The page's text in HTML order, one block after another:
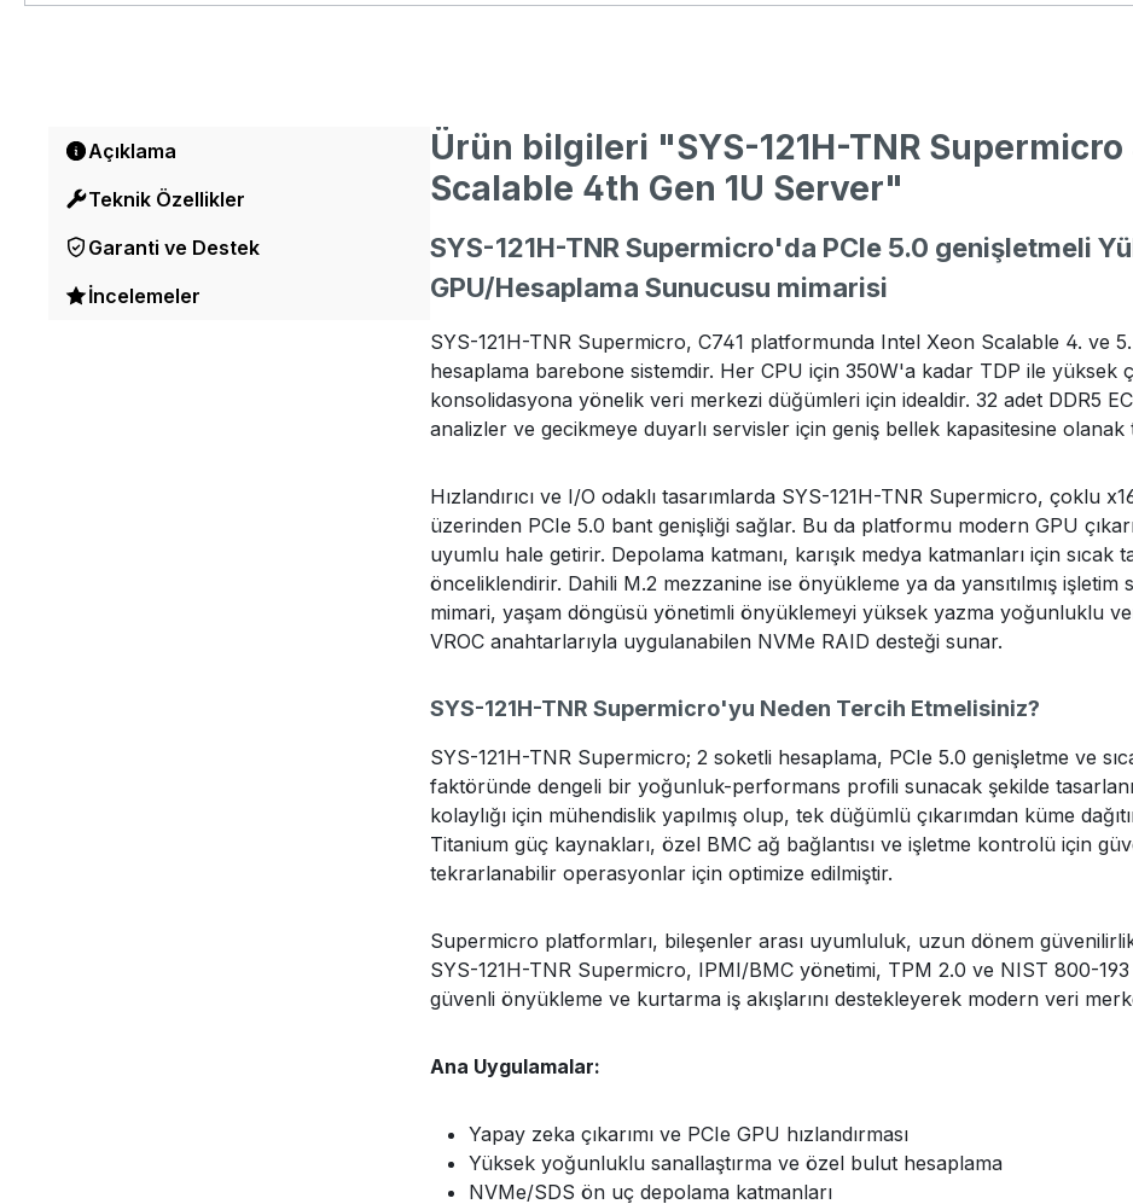
Açıklama
Teknik Özellikler
Garanti ve Destek
İncelemeler
Ürün bilgileri "SYS-121H-TNR
Scalable 4th Gen 1U Server"
SYS-121H-TNR Supermicro'da PCIe 5.0 genişletmeli
GPU/Hesaplama Sunucusu mimarisi
SYS-121H-TNR Supermicro, C741 platformunda Intel Xeon Scalable 4. ve
hesaplama barebone sistemdir. Her CPU için 350W'a kadar TDP ile
konsolidasyona yönelik veri merkezi düğümleri için idealdir. 32 adet DDR5
analizler ve gecikmeye duyarlı servisler için geniş bellek kapasitesine olanak
Hızlandırıcı ve I/O odaklı tasarımlarda SYS-121H-TNR Supermicro, çoklu
üzerinden PCIe 5.0 bant genişliği sağlar. Bu da platformu modern GPU
uyumlu hale getirir. Depolama katmanı, karışık medya katmanları için sıcak
önceliklendirir. Dahili M.2 mezzanine ise önyükleme ya da yansıtılmış işletim
mimari, yaşam döngüsü yönetimli önyüklemeyi yüksek yazma yoğunluklu
VROC anahtarlarıyla uygulanabilen NVMe RAID desteği sunar.
SYS-121H-TNR Supermicro'yu Neden Tercih Etmelisiniz?
SYS-121H-TNR Supermicro; 2 soketli hesaplama, PCIe 5.0 genişletme ve
faktöründe dengeli bir yoğunluk-performans profili sunacak şekilde
kolaylığı için mühendislik yapılmış olup, tek düğümlü çıkarımdan küme
Titanium güç kaynakları, özel BMC ağ bağlantısı ve işletme kontrolü için
tekrarlanabilir operasyonlar için optimize edilmiştir.
Supermicro platformları, bileşenler arası uyumluluk, uzun dönem
SYS-121H-TNR Supermicro, IPMI/BMC yönetimi, TPM 2.0 ve NIST 800-193
güvenli önyükleme ve kurtarma iş akışlarını destekleyerek modern veri
Ana Uygulamalar:
Yapay zeka çıkarımı ve PCIe GPU hızlandırması
Yüksek yoğunluklu sanallaştırma ve özel bulut hesaplama
NVMe/SDS ön uç depolama katmanları